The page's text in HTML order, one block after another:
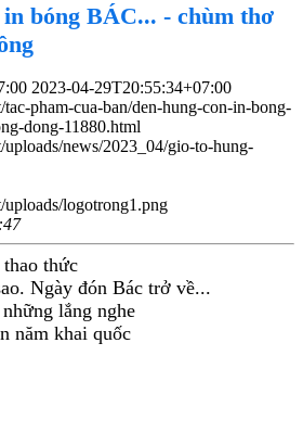
bóng BÁC... - chùm thơ
2023-04-29T20:55:34+07:00
pham-cua-ban/den-hung-con-in-bong-
dong-11880.html
news/2023_04/gio-to-hung-
logotrong1.png
thức
Ngày đón Bác trở về...
lắng nghe
năm khai quốc